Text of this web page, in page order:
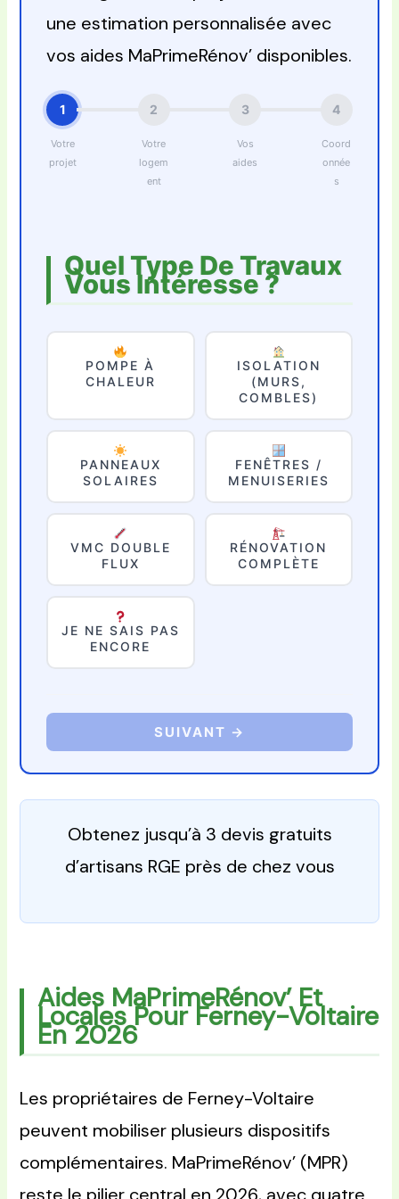
une estimation personnalisée avec
vos aides MaPrimeRénov’ disponibles.
1 2 3 4
Votre
projet
Votre
logem
ent
Vos
aides
Coord
onnée
s
Quel Type De Travaux
Vous Intéresse ?
POMPE À
CHALEUR
ISOLATION
(MURS,
COMBLES)
PANNEAUX
SOLAIRES
FENÊTRES /
MENUISERIES
VMC DOUBLE
FLUX
RÉNOVATION
COMPLÈTE
JE NE SAIS PAS
ENCORE
SUIVANT →
Obtenez jusqu’à 3 devis gratuits
d’artisans RGE près de chez vous
Aides MaPrimeRénov’ Et
Locales Pour Ferney-Voltaire
En 2026
Les propriétaires de Ferney-Voltaire
peuvent mobiliser plusieurs dispositifs
complémentaires. MaPrimeRénov’ (MPR)